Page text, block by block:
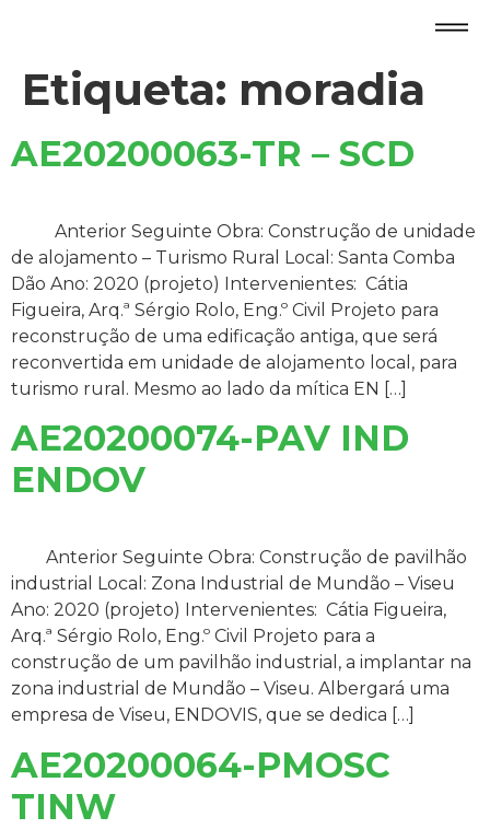
Etiqueta: moradia
AE20200063-TR – SCD
Anterior Seguinte Obra: Construção de unidade
de alojamento – Turismo Rural Local: Santa Comba
Dão Ano: 2020 (projeto) Intervenientes: Cátia
Figueira, Arq.ª Sérgio Rolo, Eng.º Civil Projeto para
reconstrução de uma edificação antiga, que será
reconvertida em unidade de alojamento local, para
turismo rural. Mesmo ao lado da mítica EN […]
AE20200074-PAV IND
ENDOV
Anterior Seguinte Obra: Construção de pavilhão
industrial Local: Zona Industrial de Mundão – Viseu
Ano: 2020 (projeto) Intervenientes: Cátia Figueira,
Arq.ª Sérgio Rolo, Eng.º Civil Projeto para a
construção de um pavilhão industrial, a implantar na
zona industrial de Mundão – Viseu. Albergará uma
empresa de Viseu, ENDOVIS, que se dedica […]
AE20200064-PMOSC
TINW